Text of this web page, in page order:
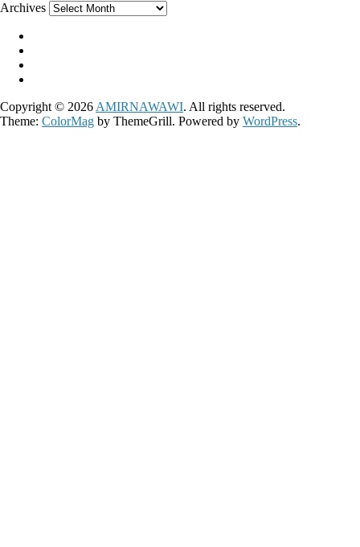
Archives
Copyright © 2026 AMIRNAWAWI. All rights reserved.
Theme: ColorMag by ThemeGrill. Powered by WordPress.